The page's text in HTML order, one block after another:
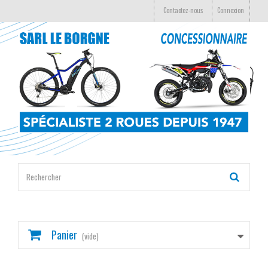
Connexion
Contactez-nous
Panier (vide)